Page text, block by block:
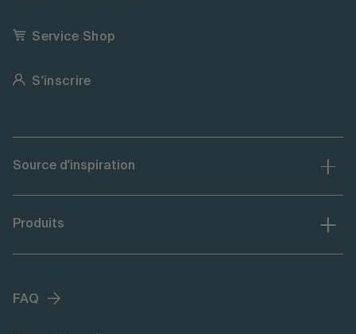
Service Shop
S'inscrire
Source d'inspiration
Produits
FAQ